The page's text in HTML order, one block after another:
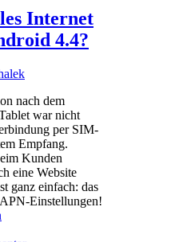
Internet
4.4?
nach dem
war nicht
per SIM-
Empfang.
Kunden
eine Website
ganz einfach: das
Einstellungen!